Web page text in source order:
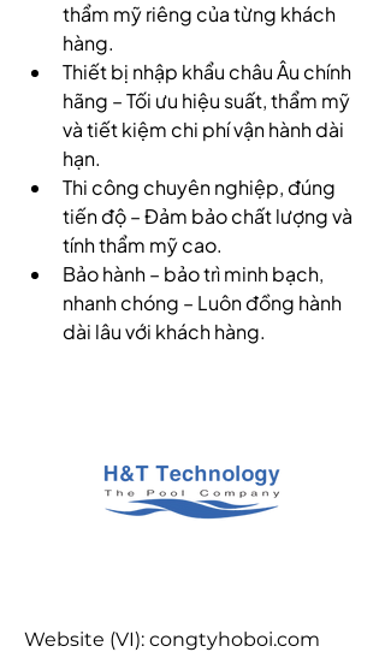
thẩm mỹ riêng của từng khách
hàng.
Thiết bị nhập khẩu châu Âu chính
hãng – Tối ưu hiệu suất, thẩm mỹ
và tiết kiệm chi phí vận hành dài
hạn.
Thi công chuyên nghiệp, đúng
tiến độ – Đảm bảo chất lượng và
tính thẩm mỹ cao.
Bảo hành – bảo trì minh bạch,
nhanh chóng – Luôn đồng hành
dài lâu với khách hàng.
Website (VI): congtyhoboi.com